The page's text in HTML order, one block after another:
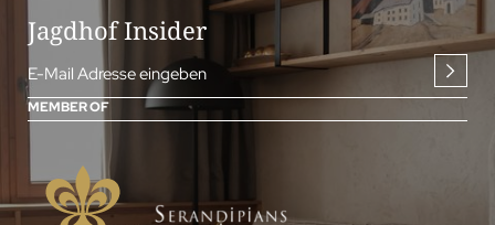
Jagdhof Insider
E-Mail Adresse eingeben
MEMBER OF